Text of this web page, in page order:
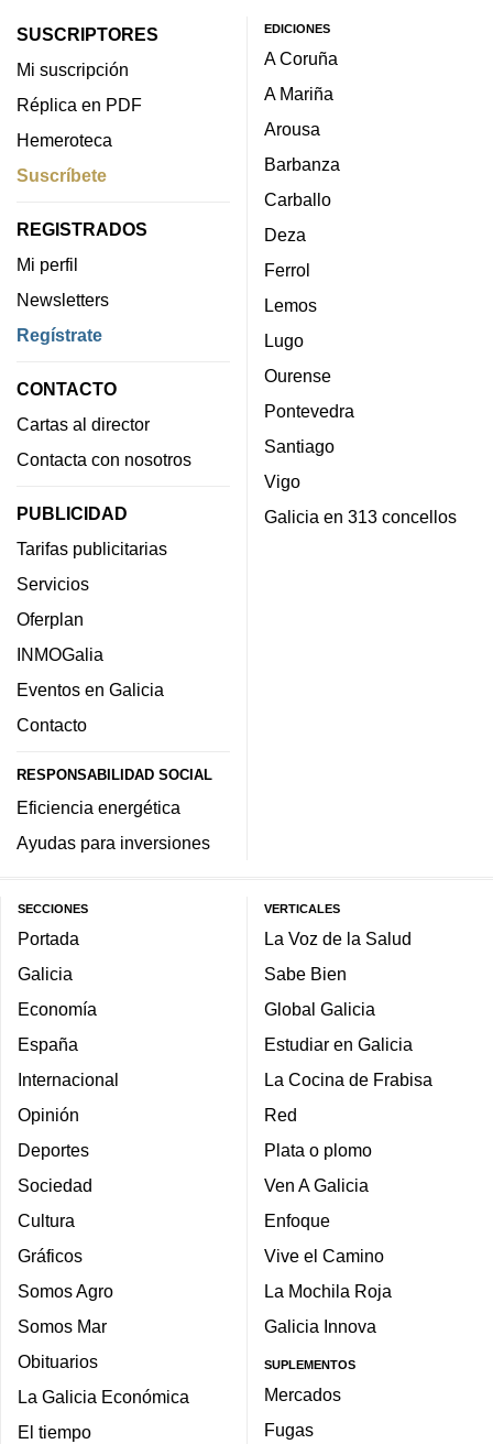
SUSCRIPTORES
Mi suscripción
Réplica en PDF
Hemeroteca
Suscríbete
REGISTRADOS
Mi perfil
Newsletters
Regístrate
CONTACTO
Cartas al director
Contacta con nosotros
PUBLICIDAD
Tarifas publicitarias
Servicios
Oferplan
INMOGalia
Eventos en Galicia
Contacto
RESPONSABILIDAD SOCIAL
Eficiencia energética
Ayudas para inversiones
EDICIONES
A Coruña
A Mariña
Arousa
Barbanza
Carballo
Deza
Ferrol
Lemos
Lugo
Ourense
Pontevedra
Santiago
Vigo
Galicia en 313 concellos
SECCIONES
Portada
Galicia
Economía
España
Internacional
Opinión
Deportes
Sociedad
Cultura
Gráficos
Somos Agro
Somos Mar
Obituarios
La Galicia Económica
El tiempo
VERTICALES
La Voz de la Salud
Sabe Bien
Global Galicia
Estudiar en Galicia
La Cocina de Frabisa
Red
Plata o plomo
Ven A Galicia
Enfoque
Vive el Camino
La Mochila Roja
Galicia Innova
SUPLEMENTOS
Mercados
Fugas